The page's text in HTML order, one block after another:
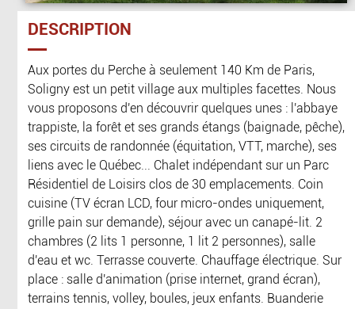
DESCRIPTION
Aux portes du Perche à seulement 140 Km de Paris,
Soligny est un petit village aux multiples facettes. Nous
vous proposons d'en découvrir quelques unes : l'abbaye
trappiste, la forêt et ses grands étangs (baignade, pêche),
ses circuits de randonnée (équitation, VTT, marche), ses
liens avec le Québec... Chalet indépendant sur un Parc
Résidentiel de Loisirs clos de 30 emplacements. Coin
cuisine (TV écran LCD, four micro-ondes uniquement,
grille pain sur demande), séjour avec un canapé-lit. 2
chambres (2 lits 1 personne, 1 lit 2 personnes), salle
d'eau et wc. Terrasse couverte. Chauffage électrique. Sur
place : salle d'animation (prise internet, grand écran),
terrains tennis, volley, boules, jeux enfants. Buanderie